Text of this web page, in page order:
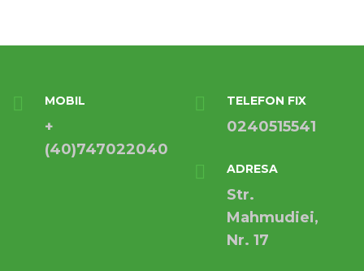
MOBIL
+
(40)747022040
TELEFON FIX
0240515541
ADRESA
Str.
Mahmudiei,
Nr. 17